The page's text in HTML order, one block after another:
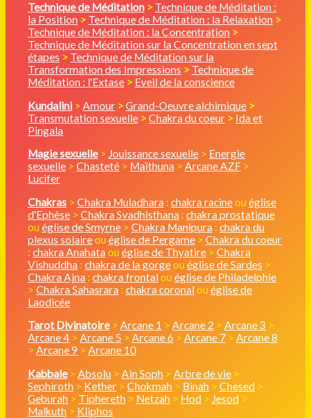
Technique de Méditation > Technique de Méditation :
la Position > Technique de Méditation : la Relaxation >
Technique de Méditation : la Concentration >
Technique de Méditation sur la Concentration en sept
étapes > Technique de Méditation sur la
Transformation des Impressions > Technique de
Méditation : l'Extase > Eveil de la conscience
Kundalini > Amour >Grand-Oeuvre alchimique >
Transmutation sexuelle >Chakra du coeur > Ida et
Pingala
Magie sexuelle> Jouissance sexuelle > Energie
sexuelle > Chasteté > Maïthuna > Arcane AZF >
Lucifer
Chakras > Chakra Muladhara : chakra racineou église
d'Ephèse > Chakra Svadhisthana : chakra prostatique
ou église de Smyrne > Chakra Manipura : chakra du
plexus solaireou église de Pergame > Chakra du coeur
: chakra Anahata ou église de Thyatire > Chakra
Vishuddha : chakra de la gorgeou église de Sardes >
Chakra Ajna : chakra frontalou église de Philadelphie
> Chakra Sahasrara : chakra coronal ou église de
Laodicée
Tarot Divinatoire > Arcane 1 > Arcane 2 > Arcane 3 >
Arcane 4 > Arcane 5 > Arcane 6 > Arcane 7 > Arcane 8
> Arcane 9 > Arcane 10
Kabbale> Absolu > Ain Soph > Arbre de vie >
Sephiroth > Kether > Chokmah > Binah > Chesed >
Geburah > Tiphereth > Netzah > Hod > Jesod >
Malkuth > Kliphos